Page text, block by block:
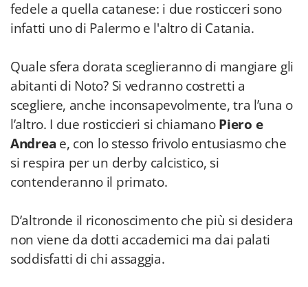
fedele a quella catanese: i due rosticceri sono
infatti uno di Palermo e l'altro di Catania.
Quale sfera dorata sceglieranno di mangiare gli
abitanti di Noto? Si vedranno costretti a
scegliere, anche inconsapevolmente, tra l’una o
l’altro. I due rosticcieri si chiamanoPiero e
Andrea e, con lo stesso frivolo entusiasmo che
si respira per un derby calcistico, si
contenderanno il primato.
D’altronde il riconoscimento che più si desidera
non viene da dotti accademici ma dai palati
soddisfatti di chi assaggia.